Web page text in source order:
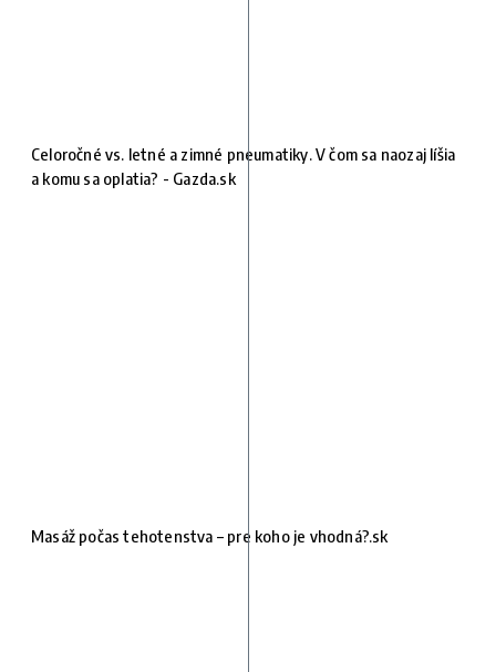
Celoročné vs. letné a zimné pneumatiky. V čom sa naozaj líšia
a komu sa oplatia? - Gazda.sk
Masáž počas tehotenstva – pre koho je vhodná?.sk